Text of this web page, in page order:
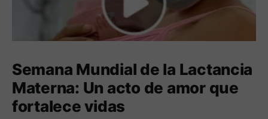
Semana Mundial de la Lactancia
Materna: Un acto de amor que
fortalece vidas